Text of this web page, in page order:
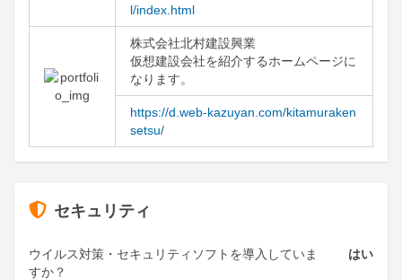
l/index.html
株式会社北村建設興業
仮想建設会社を紹介するホームページに
なります。
https://d.web-kazuyan.com/kitamuraken
setsu/
セキュリティ
ウイルス対策・セキュリティソフトを導入していま
すか？
はい